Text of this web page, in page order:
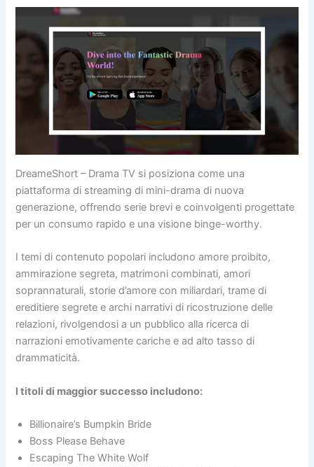
DreameShort – Drama TV si posiziona come una
piattaforma di streaming di mini-drama di nuova
generazione, offrendo serie brevi e coinvolgenti progettate
per un consumo rapido e una visione binge-worthy.
I temi di contenuto popolari includono amore proibito,
ammirazione segreta, matrimoni combinati, amori
soprannaturali, storie d’amore con miliardari, trame di
ereditiere segrete e archi narrativi di ricostruzione delle
relazioni, rivolgendosi a un pubblico alla ricerca di
narrazioni emotivamente cariche e ad alto tasso di
drammaticità.
I titoli di maggior successo includono:
Billionaire’s Bumpkin Bride
Boss Please Behave
Escaping The White Wolf